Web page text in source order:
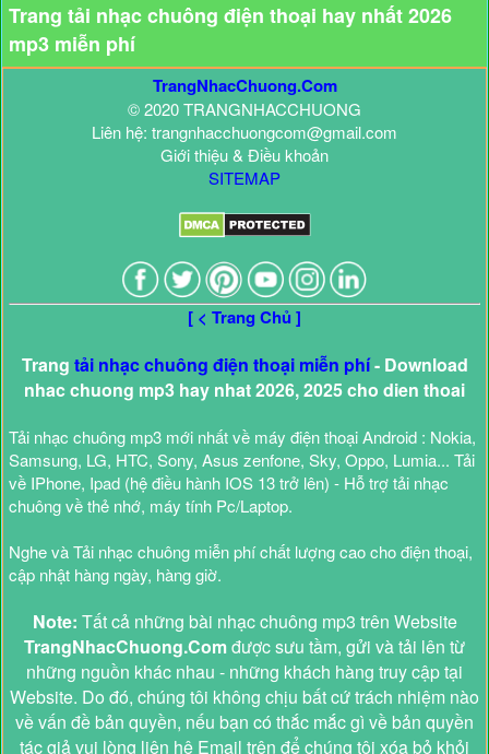
Trang tải nhạc chuông điện thoại hay nhất 2026
mp3 miễn phí
TrangNhacChuong.Com
© 2020 TRANGNHACCHUONG
Liên hệ: trangnhacchuongcom@gmail.com
Giới thiệu & Điều khoản
SITEMAP
[ < Trang Chủ ]
Trang tải nhạc chuông điện thoại miễn phí- Download
nhac chuong mp3 hay nhat 2026, 2025 cho dien thoai
Tải nhạc chuông mp3 mới nhất về máy điện thoại Android : Nokia,
Samsung, LG, HTC, Sony, Asus zenfone, Sky, Oppo, Lumia... Tải
về IPhone, Ipad (hệ điều hành IOS 13 trở lên) - Hỗ trợ tải nhạc
chuông về thẻ nhớ, máy tính Pc/Laptop.
Nghe và Tải nhạc chuông miễn phí chất lượng cao cho điện thoại,
cập nhật hàng ngày, hàng giờ.
Note: Tất cả những bài nhạc chuông mp3 trên Website
TrangNhacChuong.Comđược sưu tầm, gửi và tải lên từ
những nguồn khác nhau - những khách hàng truy cập tại
Website. Do đó, chúng tôi không chịu bất cứ trách nhiệm nào
về vấn đề bản quyền, nếu bạn có thắc mắc gì về bản quyền
tác giả vui lòng liên hệ Email trên để chúng tôi xóa bỏ khỏi